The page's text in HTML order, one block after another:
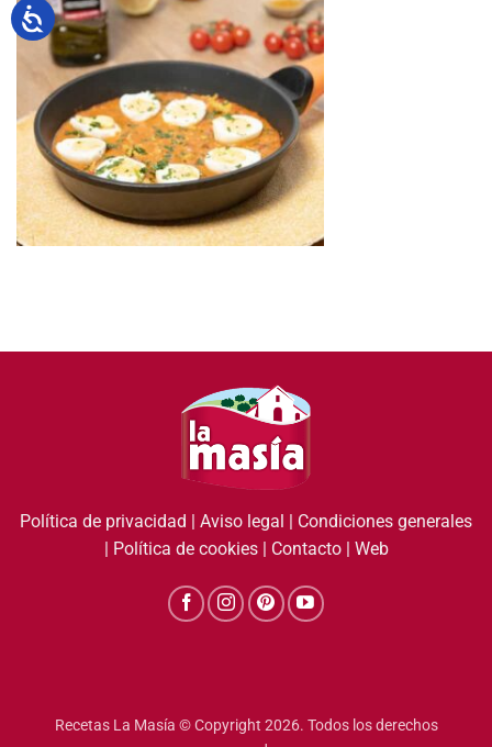
Política de privacidad | Aviso legal | Condiciones generales
| Política de cookies| Contacto| Web
Recetas La Masía © Copyright 2026. Todos los derechos